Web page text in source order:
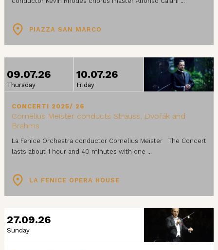
PIAZZA SAN MARCO
09.07.26
Thursday
10.07.26
Friday
CONCERTI 2025/ 26
Cornelius Meister conducts Strauss, Dvořák and
Brahms
La Fenice Orchestra conductor Cornelius Meister The Concert
lasts about 1 hour and 40 minutes with one ...
LA FENICE OPERA HOUSE
27.09.26
Sunday